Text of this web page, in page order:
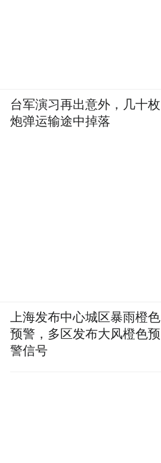
台军演习再出意外，几十枚
炮弹运输途中掉落
上海发布中心城区暴雨橙色
预警，多区发布大风橙色预
警信号